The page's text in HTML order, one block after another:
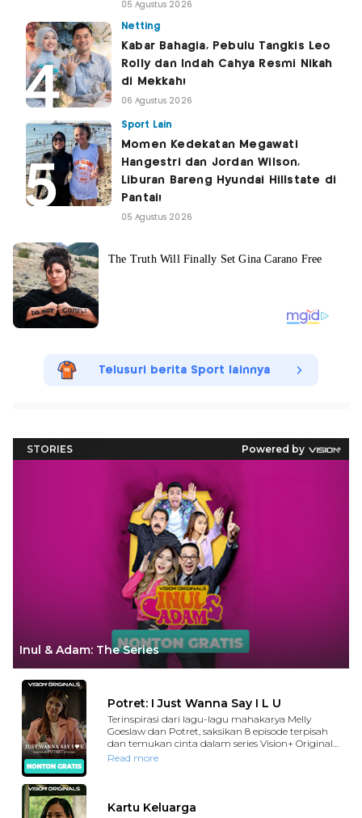
05 Agustus 2026
Netting
Kabar Bahagia, Pebulu Tangkis Leo
Rolly dan Indah Cahya Resmi Nikah
di Mekkah!
06 Agustus 2026
Sport Lain
Momen Kedekatan Megawati
Hangestri dan Jordan Wilson,
Liburan Bareng Hyundai Hillstate di
Pantai!
05 Agustus 2026
Telusuri berita Sport lainnya